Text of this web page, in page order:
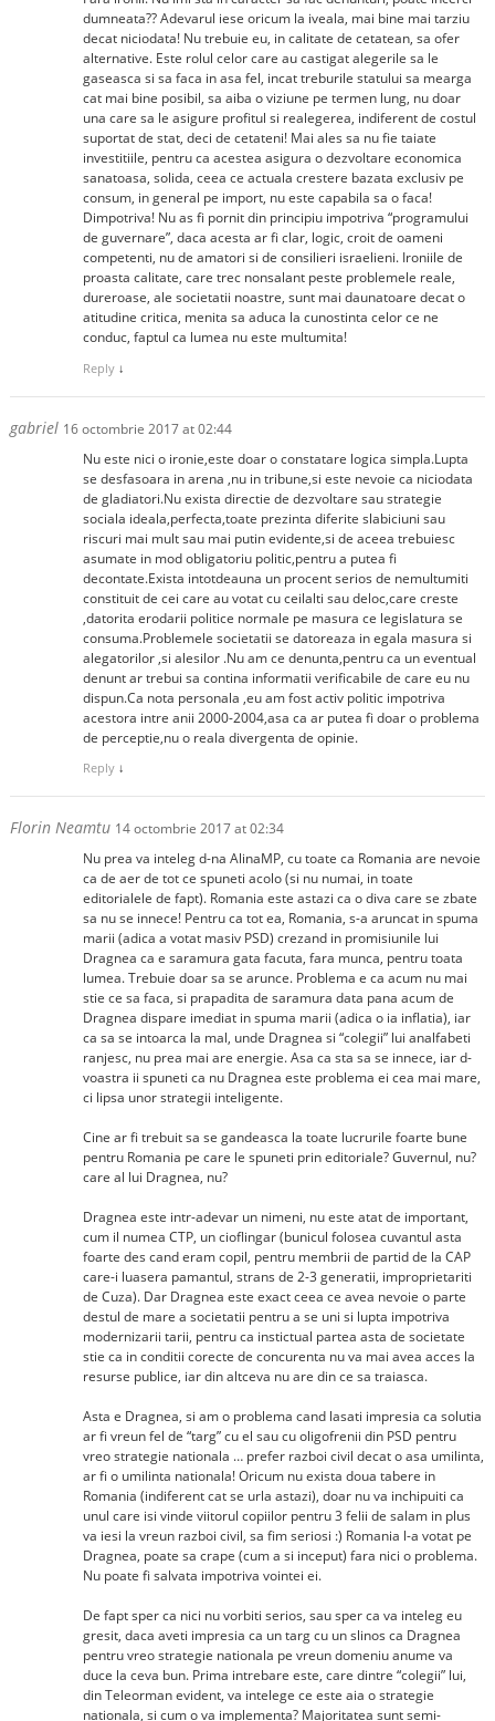
dumneata?? Adevarul iese oricum la iveala, mai bine mai tarziu
decat niciodata! Nu trebuie eu, in calitate de cetatean, sa ofer
alternative. Este rolul celor care au castigat alegerile sa le
gaseasca si sa faca in asa fel, incat treburile statului sa mearga
cat mai bine posibil, sa aiba o viziune pe termen lung, nu doar
una care sa le asigure profitul si realegerea, indiferent de costul
suportat de stat, deci de cetateni! Mai ales sa nu fie taiate
investitiile, pentru ca acestea asigura o dezvoltare economica
sanatoasa, solida, ceea ce actuala crestere bazata exclusiv pe
consum, in general pe import, nu este capabila sa o faca!
Dimpotriva! Nu as fi pornit din principiu impotriva “programului
de guvernare”, daca acesta ar fi clar, logic, croit de oameni
competenti, nu de amatori si de consilieri israelieni. Ironiile de
proasta calitate, care trec nonsalant peste problemele reale,
dureroase, ale societatii noastre, sunt mai daunatoare decat o
atitudine critica, menita sa aduca la cunostinta celor ce ne
conduc, faptul ca lumea nu este multumita!
Reply ↓
gabriel 16 octombrie 2017 at 02:44
Nu este nici o ironie,este doar o constatare logica simpla.Lupta
se desfasoara in arena ,nu in tribune,si este nevoie ca niciodata
de gladiatori.Nu exista directie de dezvoltare sau strategie
sociala ideala,perfecta,toate prezinta diferite slabiciuni sau
riscuri mai mult sau mai putin evidente,si de aceea trebuiesc
asumate in mod obligatoriu politic,pentru a putea fi
decontate.Exista intotdeauna un procent serios de nemultumiti
constituit de cei care au votat cu ceilalti sau deloc,care creste
,datorita erodarii politice normale pe masura ce legislatura se
consuma.Problemele societatii se datoreaza in egala masura si
alegatorilor ,si alesilor .Nu am ce denunta,pentru ca un eventual
denunt ar trebui sa contina informatii verificabile de care eu nu
dispun.Ca nota personala ,eu am fost activ politic impotriva
acestora intre anii 2000-2004,asa ca ar putea fi doar o problema
de perceptie,nu o reala divergenta de opinie.
Reply ↓
Florin Neamtu 14 octombrie 2017 at 02:34
Nu prea va inteleg d-na AlinaMP, cu toate ca Romania are nevoie
ca de aer de tot ce spuneti acolo (si nu numai, in toate
editorialele de fapt). Romania este astazi ca o diva care se zbate
sa nu se innece! Pentru ca tot ea, Romania, s-a aruncat in spuma
marii (adica a votat masiv PSD) crezand in promisiunile lui
Dragnea ca e saramura gata facuta, fara munca, pentru toata
lumea. Trebuie doar sa se arunce. Problema e ca acum nu mai
stie ce sa faca, si prapadita de saramura data pana acum de
Dragnea dispare imediat in spuma marii (adica o ia inflatia), iar
ca sa se intoarca la mal, unde Dragnea si “colegii” lui analfabeti
ranjesc, nu prea mai are energie. Asa ca sta sa se innece, iar d-
voastra ii spuneti ca nu Dragnea este problema ei cea mai mare,
ci lipsa unor strategii inteligente.
Cine ar fi trebuit sa se gandeasca la toate lucrurile foarte bune
pentru Romania pe care le spuneti prin editoriale? Guvernul, nu?
care al lui Dragnea, nu?
Dragnea este intr-adevar un nimeni, nu este atat de important,
cum il numea CTP, un cioflingar (bunicul folosea cuvantul asta
foarte des cand eram copil, pentru membrii de partid de la CAP
care-i luasera pamantul, strans de 2-3 generatii, improprietariti
de Cuza). Dar Dragnea este exact ceea ce avea nevoie o parte
destul de mare a societatii pentru a se uni si lupta impotriva
modernizarii tarii, pentru ca instictual partea asta de societate
stie ca in conditii corecte de concurenta nu va mai avea acces la
resurse publice, iar din altceva nu are din ce sa traiasca.
Asta e Dragnea, si am o problema cand lasati impresia ca solutia
ar fi vreun fel de “targ” cu el sau cu oligofrenii din PSD pentru
vreo strategie nationala … prefer razboi civil decat o asa umilinta,
ar fi o umilinta nationala! Oricum nu exista doua tabere in
Romania (indiferent cat se urla astazi), doar nu va inchipuiti ca
unul care isi vinde viitorul copiilor pentru 3 felii de salam in plus
va iesi la vreun razboi civil, sa fim seriosi :) Romania l-a votat pe
Dragnea, poate sa crape (cum a si inceput) fara nici o problema.
Nu poate fi salvata impotriva vointei ei.
De fapt sper ca nici nu vorbiti serios, sau sper ca va inteleg eu
gresit, daca aveti impresia ca un targ cu un slinos ca Dragnea
pentru vreo strategie nationala pe vreun domeniu anume va
duce la ceva bun. Prima intrebare este, care dintre “colegii” lui,
din Teleorman evident, va intelege ce este aia o strategie
nationala, si cum o va implementa? Majoritatea sunt semi-